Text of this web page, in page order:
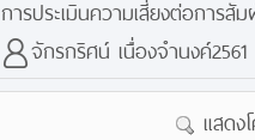
การประเมินความเสี่ยงต่อการสั
จักรกริศน์ เนื่องจำนงค์2561
แสดง